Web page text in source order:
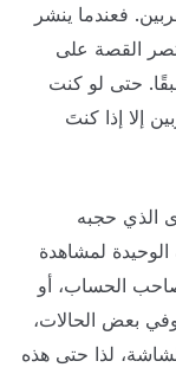
فعندما ينشر
القصة على
حتى لو كنت
إلا إذا كنتَ
الذي حجبه
لمشاهدة
الحساب، أو
بعض الحالات،
لذا حتى هذه